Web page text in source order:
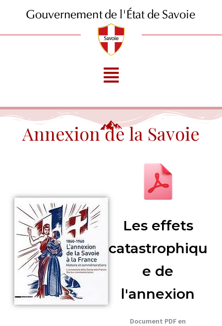
Menu
Annexion de la Savoie
Les effets
catastrophiqu
e de
l'annexion
Document PDF en